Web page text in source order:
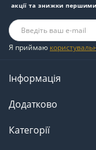
акції та знижки
Я приймаю
Інформація
Додатково
Категорії